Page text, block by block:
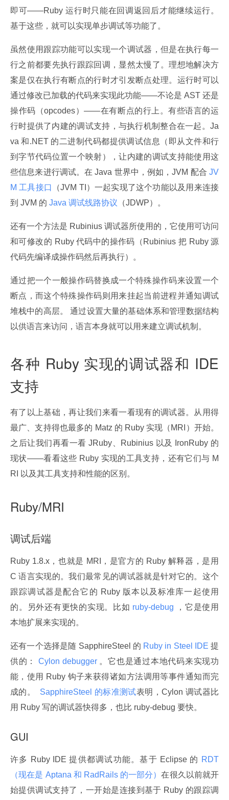
即可——Ruby 运行时只能在回调返回后才能继续运行。
基于这些，就可以实现单步调试等功能了。
虽然使用跟踪功能可以实现一个调试器，但是在执行每一
行之前都要先执行跟踪回调，显然太慢了。理想地解决方
案是仅在执行有断点的行时才引发断点处理。运行时可以
通过修改已加载的代码来实现此功能——不论是 AST 还是
操作码（opcodes）——在有断点的行上。有些语言的运
行时提供了内建的调试支持，与执行机制整合在一起。Ja
va 和.NET 的二进制代码都提供调试信息（即从文件和行
到字节代码位置一个映射），让内建的调试支持能使用这
些信息来进行调试。在 Java 世界中，例如，JVM 配合 JV
M 工具接口
（JVM TI）一起实现了这个功能以及用来连接
到 JVM 的 Java 调试线路协议 （JDWP）。
还有一个方法是 Rubinius 调试器所使用的，它使用可访问
和可修改的 Ruby 代码中的操作码（Rubinius 把 Ruby 源
代码先编译成操作码然后再执行）。
通过把一个一般操作码替换成一个特殊操作码来设置一个
断点，而这个特殊操作码则用来挂起当前进程并通知调试
堆栈中的高层。 通过设置大量的基础体系和管理数据结构
以供语言来访问，语言本身就可以用来建立调试机制。
各种 Ruby 实现的调试器和 IDE
支持
有了以上基础，再让我们来看一看现有的调试器。从用得
最广、支持得也最多的 Matz 的 Ruby 实现（MRI）开始。
之后让我们再看一看 JRuby、Rubinius 以及 IronRuby 的
现状——看看这些 Ruby 实现的工具支持，还有它们与 M
RI 以及其工具支持和性能的区别。
Ruby/MRI
调试后端
Ruby 1.8.x，也就是 MRI，是官方的 Ruby 解释器，是用
C 语言实现的。我们最常见的调试器就是针对它的。这个
跟踪调试器是配合它的 Ruby 版本以及标准库一起使用
的。另外还有更快的实现。比如 ruby-debug
，它是使用
本地扩展来实现的。
还有一个选择是随 SapphireSteel 的 Ruby in Steel IDE 提
供的：
Cylon debugger 。它也是通过本地代码来实现功
能，使用 Ruby 钩子来获得诸如方法调用等事件通知而完
成的。
SapphireSteel 的标准测试表明，Cylon 调试器比
用 Ruby 写的调试器快得多，也比 ruby-debug 要快。
GUI
许多 Ruby IDE 提供都调试功能。基于 Eclipse 的 RDT
（现在是 Aptana 和 RadRails 的一部分）在很久以前就开
始提供调试支持了，一开始是连接到基于 Ruby 的跟踪调